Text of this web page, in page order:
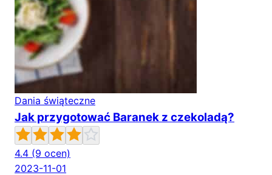
Dania świąteczne
Jak przygotować Baranek z czekoladą?
4.4 (9 ocen)
2023-11-01